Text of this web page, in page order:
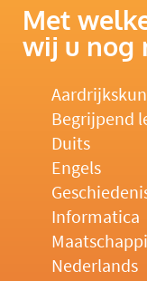
Met
wij u nog
Begrijpend
Duits
Engels
Informatica
Nederlands